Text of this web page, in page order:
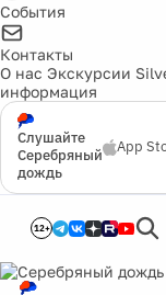
События
Контакты
О нас Экскурсии
информация
Слушайте
Серебряный
дождь
App
12+